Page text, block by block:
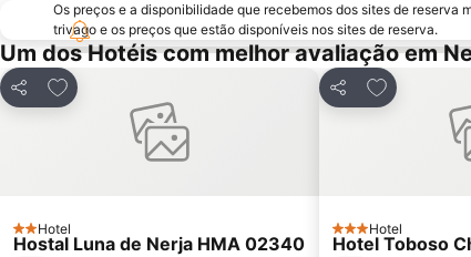
Os preços e a disponibilidade que recebemos dos sites de
trivago e os preços que estão disponíveis nos sites de reserva.
Um dos Hotéis com melhor avaliação em
Partilhar
Adicionar aos favoritos
2 Estrelas
Hotel
Hostal Luna de Nerja HMA 02340
Partilhar
Adicionar
3 Estrelas
Hotel
Hotel Toboso